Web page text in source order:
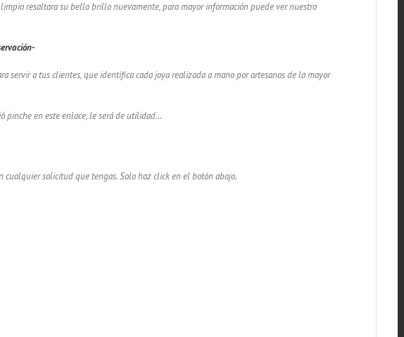
resaltara su bello brillo nuevamente, para mayor información puede ver nuestro
servir a tus clientes, que identifica cada joya realizada a mano por artesanos de la mayor
pinche en este enlace, le será de utilidad…
solicitud que tengas. Solo haz click en el botón abajo.